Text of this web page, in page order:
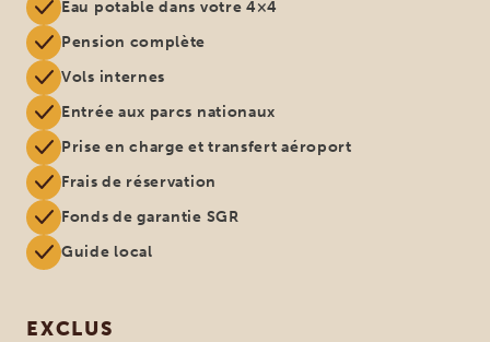
Eau potable dans votre 4×4
Pension complète
Vols internes
Entrée aux parcs nationaux
Prise en charge et transfert aéroport
Frais de réservation
Fonds de garantie SGR
Guide local
EXCLUS